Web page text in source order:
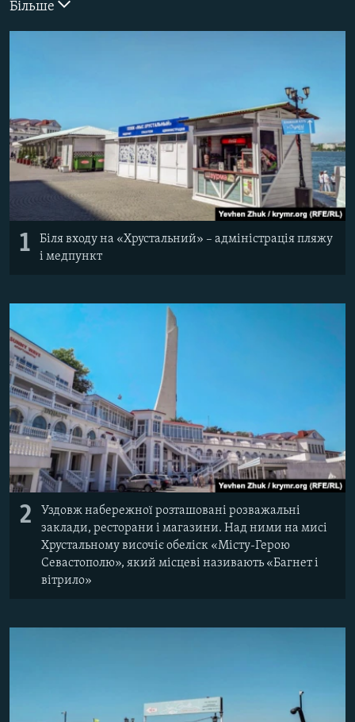
Русский
Усі сайти RFE/RL
Більше
1
Біля входу на «Хрустальний» – адміністрація пляжу
і медпункт
2
Уздовж набережної розташовані розважальні
заклади, ресторани і магазини. Над ними на мисі
Хрустальному височіє обеліск «Місту-Герою
Севастополю», який місцеві називають «Багнет і
вітрило»